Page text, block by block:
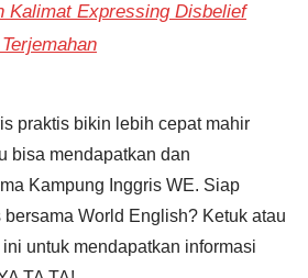
Kalimat Expressing Disbelief
praktis bikin lebih cepat mahir
bisa mendapatkan dan
Kampung Inggris WE. Siap
World English? Ketuk atau
untuk mendapatkan informasi